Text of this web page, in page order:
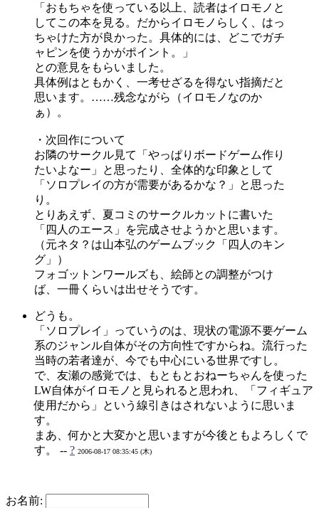
「おもちゃを使っている以上、読者はイロモノと
してこの本を見る。だからイロモノらしく、はっ
ちゃけた方が良かった。具体的には、どこでガチ
ャピンを使うかがポイント。」
との意見をもらいました。
具体例はともかく、一考せざるを得ない指摘だと
思います。……残念ながら（イロモノなのか
ぁ）。
・次回作について
お隣のサークル見て「やっぱりボードゲーム作り
たいよなー」と思ったり、全体的な印象として
「ソロプレイの方が需要があるかな？」と思った
り。
とりあえず、夏コミのサークルカットに書いた
「四人のエース」を完成させようかと思います。
（元ネタ？は山本弘のゲームブック「四人のキン
グ」）
フォゴットンワールズも、絵師との調整がつけ
ば、一冊くらいは出せそうです。
どうも。
「ソロプレイ」っていうのは、現状の電源不要ゲーム
系のジャンル自体がその方向性ですからね。流行った
当時の若者達が、今でも中心にいる世界ですし。
で、友瀬の感覚では、もともとおねーちゃんを使った
LW自体がイロモノと見られると思われ、「フィギュア
使用だから」という線引きはされないように思いま
す。
まあ、何かと大変かと思いますが今後ともよろしくで
す。 -- ? 2006-08-17 08:35:45 (木)
お名前: